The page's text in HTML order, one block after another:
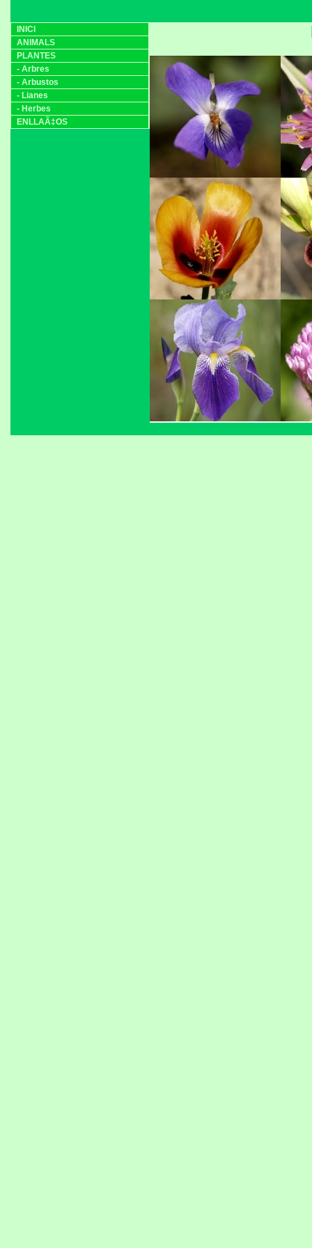
INICI
ANIMALS
PLANTES
- Arbres
- Arbustos
- Lianes
- Herbes
ENLLAÃ‡OS